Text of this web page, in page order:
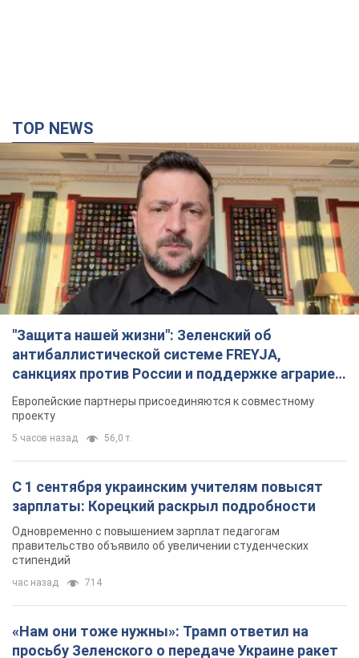
TOP NEWS
"Защита нашей жизни": Зеленский об
антибаллистической системе FREYJA,
санкциях против России и поддержке аграриев.
Видео
Европейские партнеры присоединяются к совместному
проекту
5 часов назад 56,0 т.
С 1 сентября украинским учителям повысят
зарплаты: Корецкий раскрыл подробности
Одновременно с повышением зарплат педагогам
правительство объявило об увеличении студенческих
стипендий
час назад 714
«Нам они тоже нужны»: Трамп ответил на
просьбу Зеленского о передаче Украине ракет